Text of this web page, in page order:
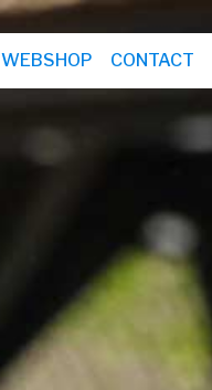
WEBSHOP CONTACT